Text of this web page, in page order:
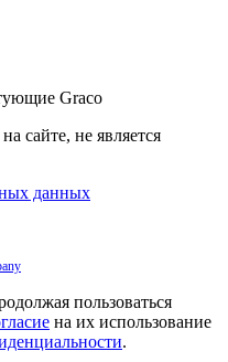
Graco
сайте, не является
данных
пользоваться
на их использование
.